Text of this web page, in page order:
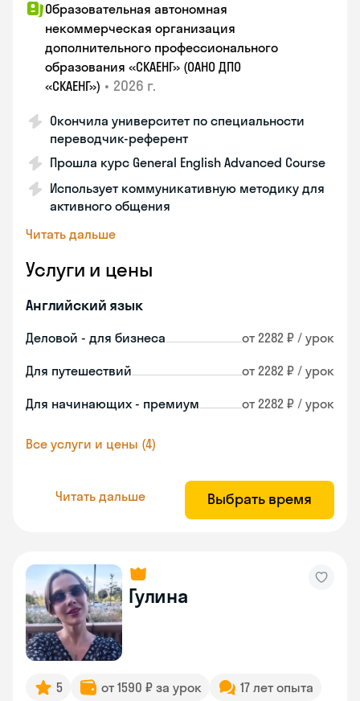
Образовательная автономная
некоммерческая организация
дополнительного профессионального
образования «СКАЕНГ» (ОАНО ДПО
«СКАЕНГ») • 2026 г.
Окончила университет по специальности
переводчик-референт
Прошла курс General English Advanced Course
Использует коммуникативную методику для
активного общения
Читать дальше
Услуги и цены
Английский язык
Деловой - для бизнеса от 2282 ₽ / урок
Для путешествий от 2282 ₽ / урок
Для начинающих - премиум от 2282 ₽ / урок
Все услуги и цены (4)
Читать дальше Выбрать время
Гулина
5 от 1590 ₽ за урок
17 лет опыта